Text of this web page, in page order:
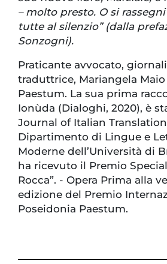
– molto presto. O si
tutte al silenzio” (dalla
Sonzogni).
Praticante avvocato,
traduttrice, Mariangela Maio
Paestum. La sua prima
Ionùda (Dialoghi, 2020), è
Journal of Italian
Dipartimento di Lingue e
Moderne dell’Università di
ha ricevuto il Premio
Rocca”. - Opera Prima alla
edizione del Premio
Poseidonia Paestum.